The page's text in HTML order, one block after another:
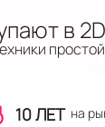
в
10 ЛЕТ на